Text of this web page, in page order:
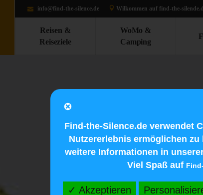
info@find-the-silence.de Wilkommen auf find-the-silende.d
Reisen &
Reiseziele
WoMo &
Camping
Find-the-Silence.de verwendet
Nutzererlebnis ermöglichen
weitere Informationen in
Viel Spaß auf
✓ Akzeptieren